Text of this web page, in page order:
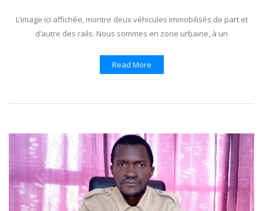
L’image ici affichée, montre deux véhicules immobilisés de part et
d’autre des rails. Nous sommes en zone urbaine, à un
Read More